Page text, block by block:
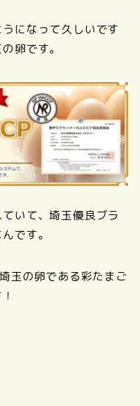
になって久しいです
卵です。
いて、埼玉優良ブラ
です。
玉の卵である彩たまご